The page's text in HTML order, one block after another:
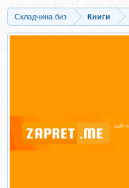
Складчина биз Книги